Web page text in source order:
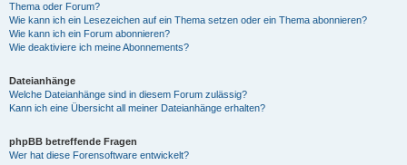
Thema oder Forum?
Wie kann ich ein Lesezeichen auf ein Thema setzen oder ein Thema abonnieren?
Wie kann ich ein Forum abonnieren?
Wie deaktiviere ich meine Abonnements?
Dateianhänge
Welche Dateianhänge sind in diesem Forum zulässig?
Kann ich eine Übersicht all meiner Dateianhänge erhalten?
phpBB betreffende Fragen
Wer hat diese Forensoftware entwickelt?